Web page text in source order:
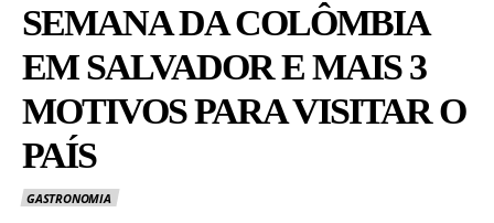
SEMANA DA COLÔMBIA
EM SALVADOR E MAIS 3
MOTIVOS PARA VISITAR O
PAÍS
GASTRONOMIA